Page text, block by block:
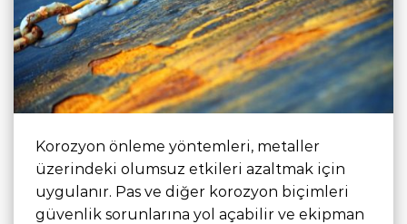
Korozyon önleme yöntemleri, metaller
üzerindeki olumsuz etkileri azaltmak için
uygulanır. Pas ve diğer korozyon biçimleri
güvenlik sorunlarına yol açabilir ve ekipman